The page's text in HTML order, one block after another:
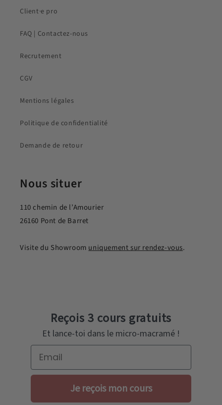
Client·e pro
FAQ | Contactez-nous
Recrutement
CGV
Mentions légales
Politique de confidentialité
Demande de retour
Nous situer
110 chemin de l’Amourier
26160 Pont de Barret
Visite du Showroomuniquement sur rendez-vous.
Reçois 3 cours gratuits
Et lance-toi dans le micro-macramé !
Email
Je reçois mon cours